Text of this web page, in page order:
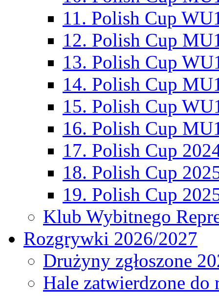
11. Polish Cup
12. Polish Cup
13. Polish Cup
14. Polish Cup
15. Polish Cup
16. Polish Cup
17. Polish Cup
18. Polish Cup
19. Polish Cup
Klub Wybitnego
Rozgrywki 2026/2027
Drużyny zgłoszone
Hale zatwierdzone